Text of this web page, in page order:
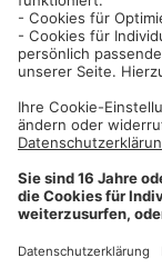
Impressum
AGB und
Dehner
Cookie-
Dehner